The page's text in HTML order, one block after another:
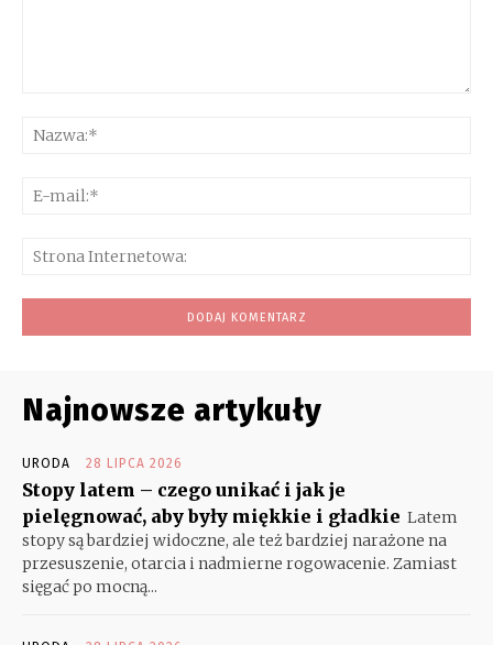
Najnowsze artykuły
URODA 28 LIPCA 2026
Stopy latem – czego unikać i jak je
pielęgnować, aby były miękkie i gładkie Latem
stopy są bardziej widoczne, ale też bardziej narażone na
przesuszenie, otarcia i nadmierne rogowacenie. Zamiast
sięgać po mocną...